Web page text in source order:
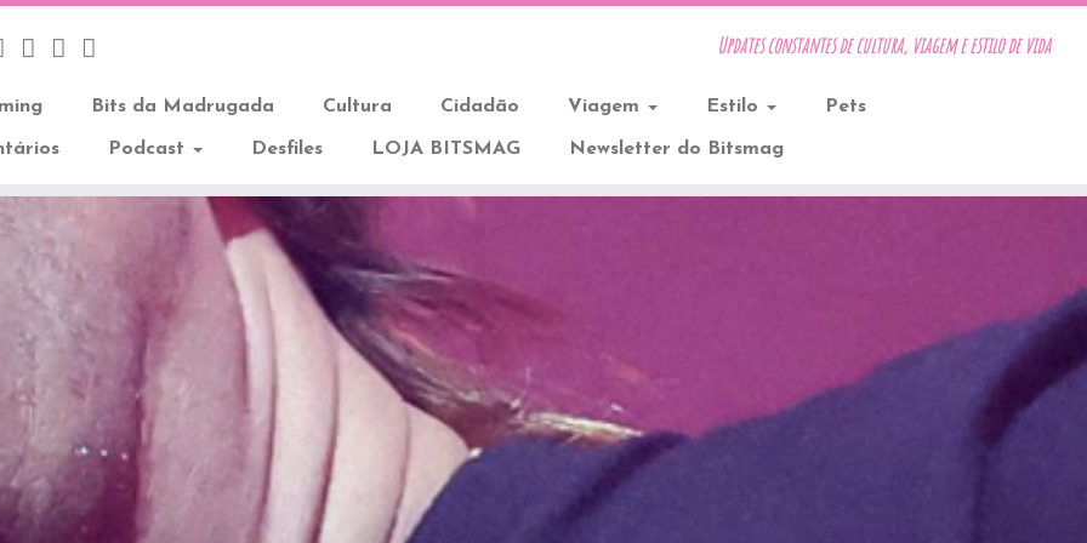
Updates constantes de cultura, viagem e estilo de vida
Bits da Madrugada Cultura Cidadão Viagem Estilo Pets
Podcast Desfiles LOJA BITSMAG Newsletter do Bitsmag